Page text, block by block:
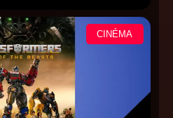
CINÉMA